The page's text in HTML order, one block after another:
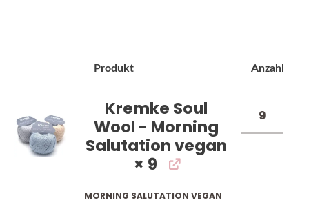
Produkt Anzahl
Kremke Soul
Wool - Morning
Salutation vegan
× 9
MORNING SALUTATION VEGAN